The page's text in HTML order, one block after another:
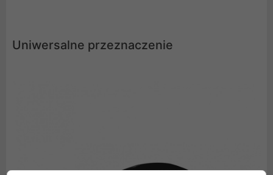
Uniwersalne przeznaczenie